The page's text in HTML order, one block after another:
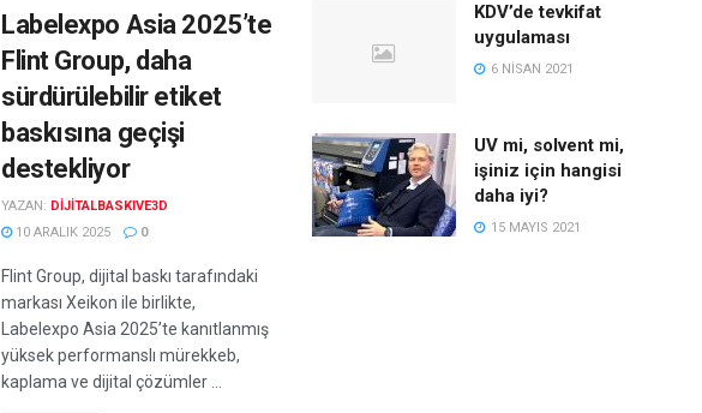
Labelexpo Asia 2025’te
Flint Group, daha
sürdürülebilir etiket
baskısına geçişi
destekliyor
YAZAN: DIJITALBASKIVE3D
10 ARALIK 2025
0
Flint Group, dijital baskı tarafındaki
markası Xeikon ile birlikte,
Labelexpo Asia 2025’te kanıtlanmış
yüksek performanslı mürekkeb,
kaplama ve dijital çözümler ...
KDV’de tevkifat
uygulaması
6 NISAN 2021
UV mi, solvent mi,
işiniz için hangisi
daha iyi?
15 MAYIS 2021